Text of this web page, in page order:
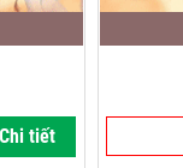
Chi tiết